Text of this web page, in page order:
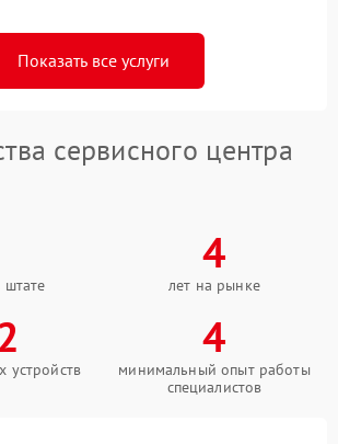
Показать все услуги
сервисного центра
штате
4
лет на рынке
устройств
4
минимальный опыт работы
специалистов